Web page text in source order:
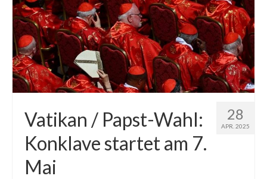
28
APR. 2025
Vatikan / Papst-Wahl:
Konklave startet am 7.
Mai